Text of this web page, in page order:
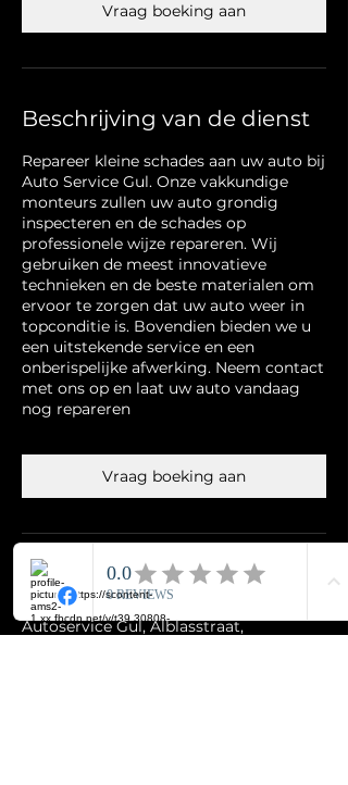
Vraag boeking aan
Beschrijving van de dienst
Repareer kleine schades aan uw auto bij
Auto Service Gul. Onze vakkundige
monteurs zullen uw auto grondig
inspecteren en de schades op
professionele wijze repareren. Wij
gebruiken de meest innovatieve
technieken en de beste materialen om
ervoor te zorgen dat uw auto weer in
topconditie is. Bovendien bieden we u
een uitstekende service en een
onberispelijke afwerking. Neem contact
met ons op en laat uw auto vandaag
nog repareren
Vraag boeking aan
Contactgegevens
Autoservice Gul, Alblasstraat,